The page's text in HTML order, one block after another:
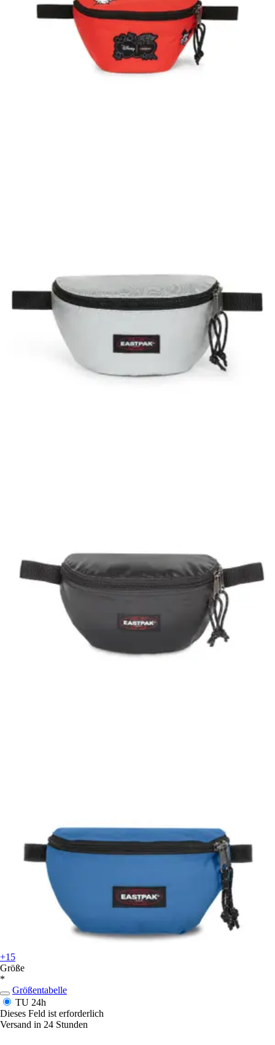
+15
Größe
*
Größentabelle
TU 24h
Dieses Feld ist erforderlich
Versand in 24 Stunden